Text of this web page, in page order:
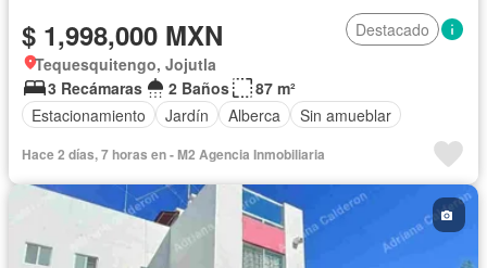
$ 1,998,000 MXN
Destacado
Tequesquitengo, Jojutla
3 Recámaras
2 Baños
87 m²
Estacionamiento
Jardín Alberca Sin amueblar
Hace 2 días, 7 horas en - M2 Agencia Inmobiliaria